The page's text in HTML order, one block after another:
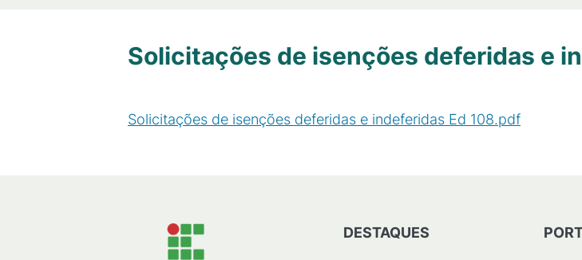
Solicitações de isenções deferidas e
Solicitações de isenções deferidas e indeferidas Ed 108.pdf
DESTAQUES